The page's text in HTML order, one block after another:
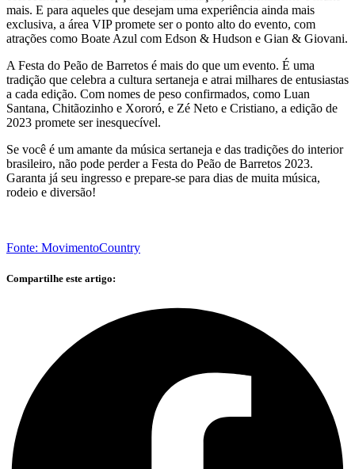
mais. E para aqueles que desejam uma experiência ainda mais
exclusiva, a área VIP promete ser o ponto alto do evento, com
atrações como Boate Azul com Edson & Hudson e Gian & Giovani.
A Festa do Peão de Barretos é mais do que um evento. É uma
tradição que celebra a cultura sertaneja e atrai milhares de entusiastas
a cada edição. Com nomes de peso confirmados, como Luan
Santana, Chitãozinho e Xororó, e Zé Neto e Cristiano, a edição de
2023 promete ser inesquecível.
Se você é um amante da música sertaneja e das tradições do interior
brasileiro, não pode perder a Festa do Peão de Barretos 2023.
Garanta já seu ingresso e prepare-se para dias de muita música,
rodeio e diversão!
Fonte: MovimentoCountry
Compartilhe este artigo: